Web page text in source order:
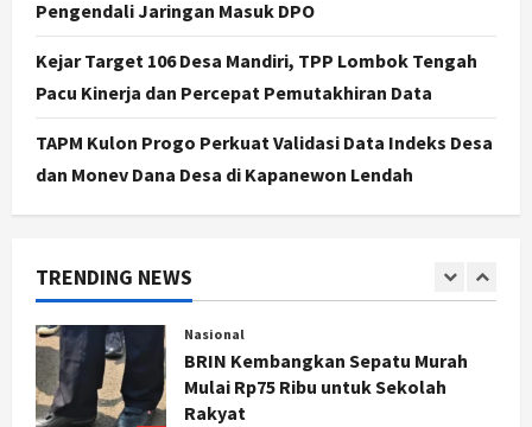
Pengendali Jaringan Masuk DPO
Kejar Target 106 Desa Mandiri, TPP Lombok Tengah
Pacu Kinerja dan Percepat Pemutakhiran Data
TAPM Kulon Progo Perkuat Validasi Data Indeks Desa
dan Monev Dana Desa di Kapanewon Lendah
TRENDING NEWS
Politik
Cagar Budaya RSUD Soewondo Jadi
Sorotan, Hasil Kajian Tim Provinsi
Segera Keluar
Agustus 7, 2026
2
Nasional
Jogja
Gen Z Belajar Meracik Lulur Khas
Keraton Yogyakarta, Rahasia
Cantik Bangsawan Jawa